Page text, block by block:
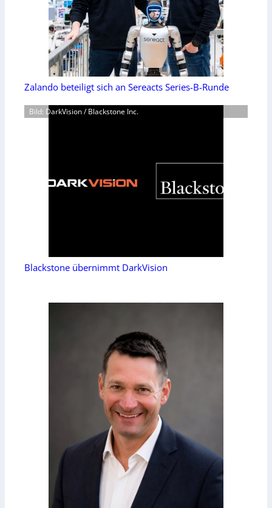
Zalando beteiligt sich an Sereacts Series-B-Runde
Bild: DarkVision / Blackstone Inc.
Blackstone übernimmt DarkVision